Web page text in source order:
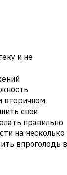
вторичном
свои
правильно
на несколько
впроголодь в